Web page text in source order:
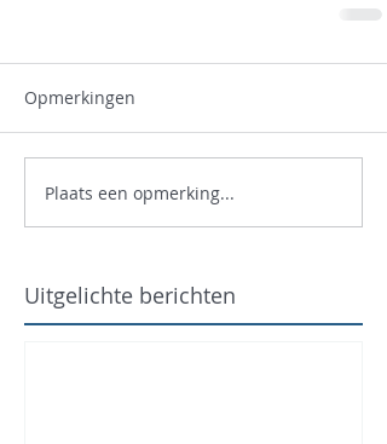
Opmerkingen
Plaats een opmerking...
Uitgelichte berichten